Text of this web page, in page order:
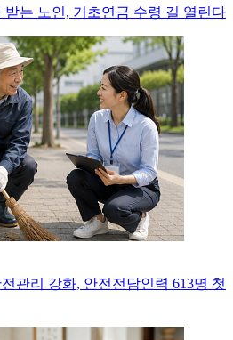
받는 노인, 기초연금 수령 길 열린다
관리 강화, 안전전담인력 613명 첫